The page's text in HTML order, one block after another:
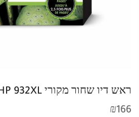
ראש דיו שחור מקורי HP 932XL –
₪166